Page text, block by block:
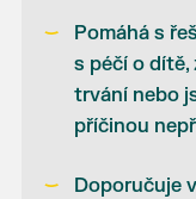
Pomáhá s
s péčí o
trvání nebo
příčinou
Doporučuje